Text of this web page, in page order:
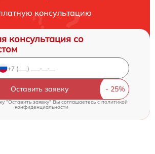
консультацию
консультация со
Оставить заявку
"Оставить заявку" Вы соглашаетесь c политикой
конфиденциальности